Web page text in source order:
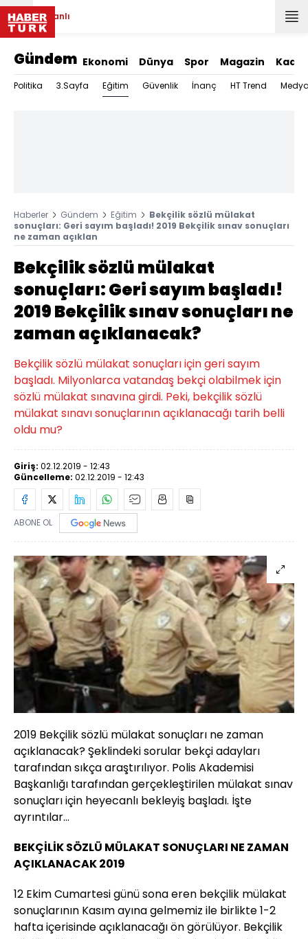
Canlı
Gündem Ekonomi Dünya Spor Magazin Kadın
Politika 3.Sayfa Eğitim Güvenlik İnanç HT Trend
Haberler Gündem Eğitim
Bekçilik sözlü mülakat
sonuçları: Geri sayım başladı! 2019 Bekçilik sınav sonuçları
ne zaman açıklan
Bekçilik sözlü mülakat
sonuçları: Geri sayım başladı!
2019 Bekçilik sınav sonuçları ne
zaman açıklanacak?
Bekçilik sözlü mülakat sonuçları için geri sayım
başladı. Milyonlarca vatandaş bekçi olabilmek için
sözlü mülakat sınavına girdi. Peki, bekçilik sözlü
mülakat sınavı sonuçlarının açıklanacağı tarih belli
oldu mu?
Giriş: 02.12.2019 - 12:43
Güncelleme: 02.12.2019 - 12:43
ABONE OL
2019 Bekçilik sözlü mülakat sonuçları ne zaman
açıklanacak? Şeklindeki sorular bekçi adayları
tarafından sıkça araştırılıyor. Polis Akademisi
Başkanlığı tarafından gerçekleştirilen mülakat sınav
sonuçları için heyecanlı bekleyiş başladı. İşte
ayrıntılar...
BEKÇİLİK SÖZLÜ MÜLAKAT SONUÇLARI NE ZAMAN
AÇIKLANACAK 2019
12 Ekim Cumartesi günü sona eren bekçilik mülakat
sonuçlarının Kasım ayına gelmemiz ile birlikte 1-2
hafta içerisinde açıklanacağı ön görülüyor. Bekçilik